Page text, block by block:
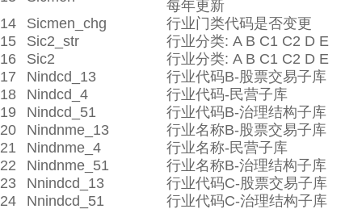
每年更新
14
Sicmen_chg
行业门类代码是否变更
15
Sic2_str
行业分类: A B C1 C2 D E
16
Sic2
行业分类: A B C1 C2 D E
17
Nindcd_13
行业代码B-股票交易子库
18
Nindcd_4
行业代码-民营子库
19
Nindcd_51
行业代码B-治理结构子库
20
Nindnme_13
行业名称B-股票交易子库
21
Nindnme_4
行业名称-民营子库
22
Nindnme_51
行业名称B-治理结构子库
23
Nnindcd_13
行业代码C-股票交易子库
24
Nnindcd_51
行业代码C-治理结构子库